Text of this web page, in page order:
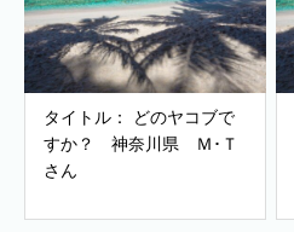
タイトル： どのヤコブで
すか？ 神奈川県 Ｍ･Ｔ
さん